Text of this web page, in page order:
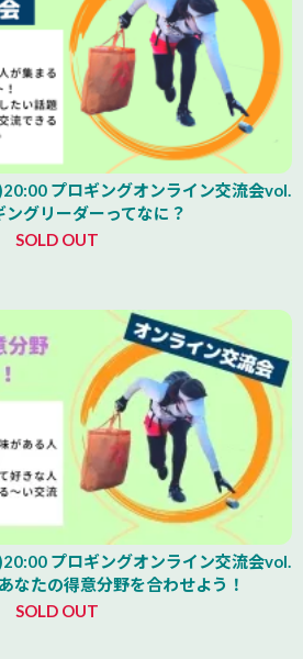
プロギングオンライン交流会vol.
グリーダーってなに？
SOLD OUT
プロギングオンライン交流会vol.
なたの得意分野を合わせよう！
SOLD OUT